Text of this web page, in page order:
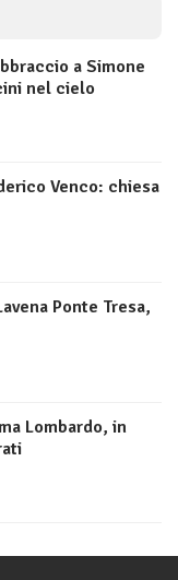
a Simone
nel cielo
Venco: chiesa
Ponte Tresa,
Lombardo, in